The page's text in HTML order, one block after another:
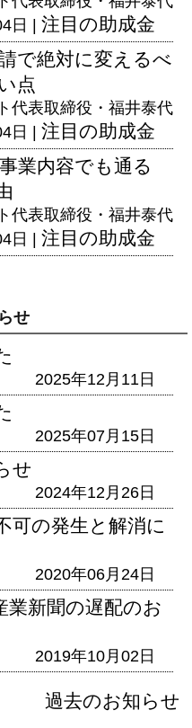
日 | 注目の助成金
で絶対に変えるべ
点
代表取締役・福井泰代
日 | 注目の助成金
業内容でも通る
代表取締役・福井泰代
日 | 注目の助成金
せ
2025年12月11日
2025年07月15日
せ
2024年12月26日
可の発生と解消に
2020年06月24日
業新聞の遅配のお
2019年10月02日
過去のお知らせ